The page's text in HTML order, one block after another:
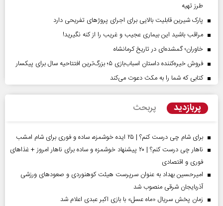
طرز تهیه
پارک شیرین قابلیت‌ بالایی برای اجرای پروژهای تفریحی دارد
مراقب باشید این بیماری عجیب و غریب را از کنه نگیرید!
خاوران؛ گمشده‌ای در تاریخ کرمانشاه
فروش خیره‌کننده داستان اسباب‌بازی ۵؛ بزرگ‌ترین افتتاحیه سال برای پیکسار
کتابی که شما را به مکث دعوت می‌کند
پربازدید پربحث
برای شام چی درست کنم؟ | ۲۵ ایده خوشمزه، ساده و فوری برای شام امشب
ناهار چی درست کنم؟ | ۲۰ پیشنهاد خوشمزه و ساده برای ناهار امروز + غذاهای
فوری و اقتصادی
امیرحسین بهداد به عنوان سرپرست هیئت کوهنوردی و صعودهای ورزشی
آذربایجان شرقی منصوب شد
زمان پخش سریال «ماه عسل» با بازی اکبر عبدی اعلام شد